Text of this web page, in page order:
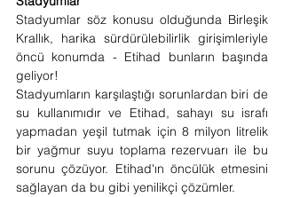
Stadyumlar söz konusu olduğunda Birleşik
Krallık, harika sürdürülebilirlik girişimleriyle
öncü konumda - Etihad bunların başında
geliyor!
Stadyumların karşılaştığı sorunlardan biri de
su kullanımıdır ve Etihad, sahayı su israfı
yapmadan yeşil tutmak için 8 milyon litrelik
bir yağmur suyu toplama rezervuarı ile bu
sorunu çözüyor. Etihad'ın öncülük etmesini
sağlayan da bu gibi yenilikçi çözümler.